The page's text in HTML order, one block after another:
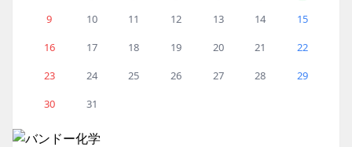
9 10 11 12 13 14
15
16
17 18 19 20 21
22
23
24 25 26 27 28
29
30
31